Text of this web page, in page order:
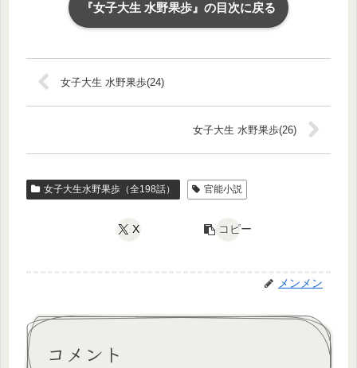
『女子大生 水野果歩』の目次に戻る
女子大生 水野果歩(24)
女子大生 水野果歩(26)
女子大生水野果歩（全198話） 官能小説
X コピー
メンメン
コメント